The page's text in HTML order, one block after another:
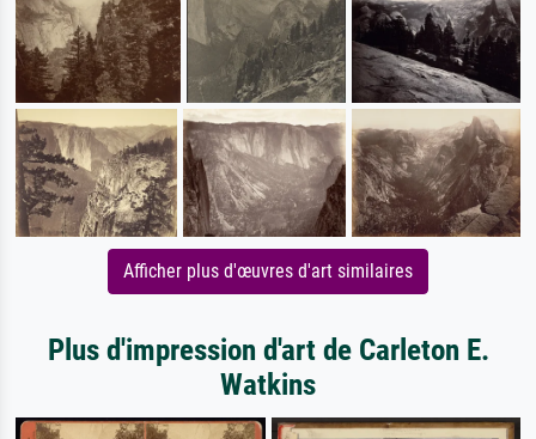
Afficher plus d'œuvres d'art similaires
Plus d'impression d'art de Carleton E.
Watkins